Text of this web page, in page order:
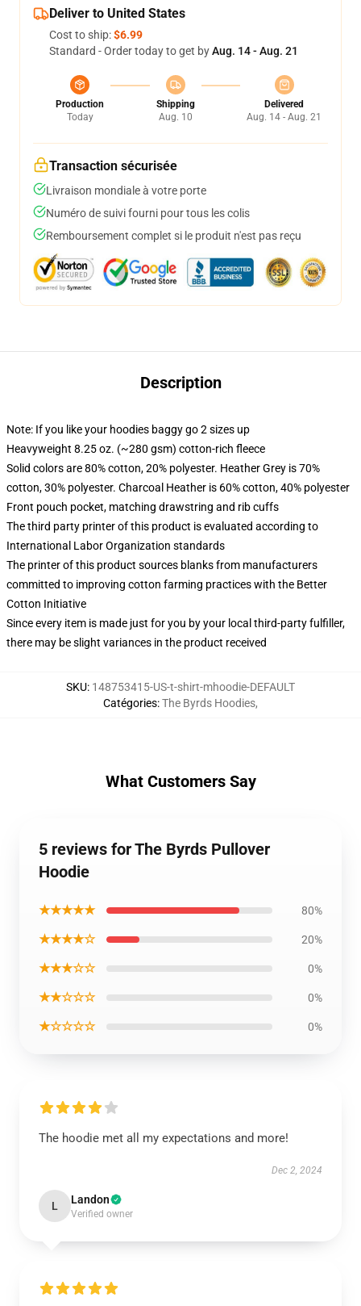
Deliver to United States
Cost to ship:$6.99
Standard - Order today to get byAug. 14 - Aug. 21
Production
Today
Shipping
Aug. 10
Delivered
Aug. 14 - Aug. 21
Transaction sécurisée
Livraison mondiale à votre porte
Numéro de suivi fourni pour tous les colis
Remboursement complet si le produit n'est pas reçu
Description
Note: If you like your hoodies baggy go 2 sizes up
Heavyweight 8.25 oz. (~280 gsm) cotton-rich fleece
Solid colors are 80% cotton, 20% polyester. Heather Grey is 70%
cotton, 30% polyester. Charcoal Heather is 60% cotton, 40% polyester
Front pouch pocket, matching drawstring and rib cuffs
The third party printer of this product is evaluated according to
International Labor Organization standards
The printer of this product sources blanks from manufacturers
committed to improving cotton farming practices with the Better
Cotton Initiative
Since every item is made just for you by your local third-party fulfiller,
there may be slight variances in the product received
SKU: 148753415-US-t-shirt-mhoodie-DEFAULT
Catégories:The Byrds Hoodies,
What Customers Say
5 reviews for The Byrds Pullover
Hoodie
★★★★★ 80%
★★★★☆ 20%
★★★☆☆ 0%
★★☆☆☆ 0%
★☆☆☆☆ 0%
The hoodie met all my expectations and more!
Dec 2, 2024
L Landon
Verified owner